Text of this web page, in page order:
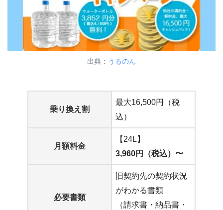
出典： うるのん
乗り換え割
最大16,500円（税
込）
月額料金
【24L】
3,960円（税込）〜
必要書類
旧契約先の契約状況
がわかる書類
（請求書・納品書・